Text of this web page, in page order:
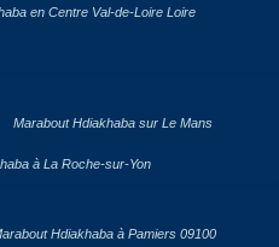
en Centre Val-de-Loire Loire
Marabout Hdiakhaba sur Le Mans
à La Roche-sur-Yon
Hdiakhaba à Pamiers 09100